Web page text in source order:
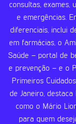
consultas, exames,
e emergências.
diferenciais, inclui
em farmácias, o
Saúde – portal de
e prevenção – e o
Primeiros
de Janeiro, destaca
como o Mário
para quem